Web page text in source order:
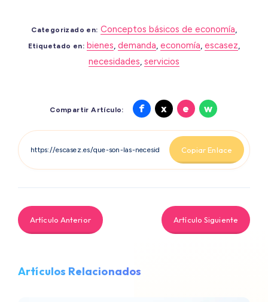
Categorizado en: Conceptos básicos de economía,
Etiquetado en: bienes,demanda,economía,escasez,
necesidades, servicios
Compartir Artículo: fCompartir
Facebook
xCompartir
X
e Compartir
wCompartir
Whatsapp
Copiar Enlace
Artículo Anterior Artículo Siguiente
Artículos Relacionados